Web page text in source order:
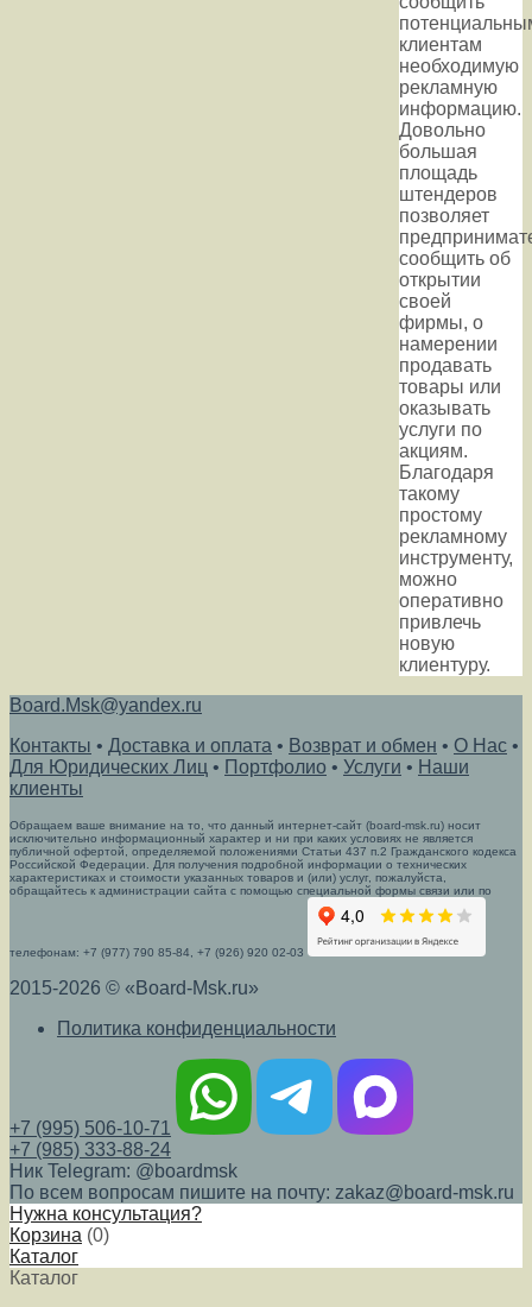
клиентам
необходимую
рекламную
информацию.
Довольно
большая
площадь
штендеров
позволяет
сообщить об
открытии
своей
фирмы, о
намерении
продавать
товары или
оказывать
услуги по
акциям.
Благодаря
такому
простому
рекламному
инструменту,
можно
оперативно
привлечь
новую
клиентуру.
Board.Msk@yandex.ru
Контакты • Доставка и оплата • Возврат и обмен • О Нас •
Для Юридических Лиц • Портфолио • Услуги • Наши
клиенты
Обращаем ваше внимание на то, что данный интернет-сайт (board-msk.ru) носит
исключительно информационный характер и ни при каких условиях не является
публичной офертой, определяемой положениями Статьи 437 п.2 Гражданского кодекса
Российской Федерации. Для получения подробной информации о технических
характеристиках и стоимости указанных товаров и (или) услуг, пожалуйста,
обращайтесь к администрации сайта с помощью специальной формы связи или по
телефонам: +7 (977) 790 85-84, +7 (926) 920 02-03
2015-2026 © «Board-Msk.ru»
Политика конфиденциальности
+7 (995) 506-10-71
+7 (985) 333-88-24
Ник Telegram: @boardmsk
По всем вопросам пишите на почту: zakaz@board-msk.ru
Нужна консультация?
Корзина (0)
Каталог
Каталог